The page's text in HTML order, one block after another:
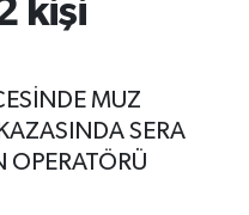
kişi
MUZ
SERA
OPERATÖRÜ